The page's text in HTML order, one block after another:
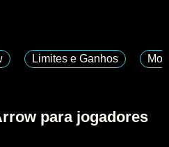
Limites e Ganhos
para jogadores